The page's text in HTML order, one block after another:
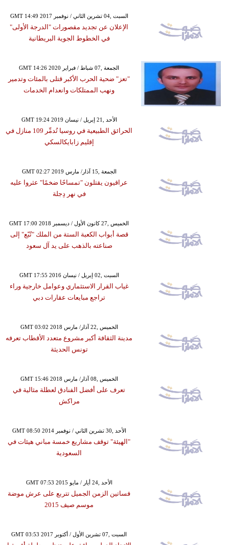
GMT 14:49 2017 السبت ,04 تشرين الثاني / نوفمبر
الإعلان عن تجديد مقصورات "الدرجة الأولى"
في الخطوط الجوية البريطانية
GMT 14:26 2020 الجمعة ,07 شباط / فبراير
"تعز" ضحية الحرب الأكبر قتلى بالمئات وتدمير
ونهب الممتلكات وانعدام الخدمات
GMT 19:24 2019 الأحد ,21 إبريل / نيسان
الحرائق الطبيعية في روسيا تُدمِّر 109 منازل في
إقليم زابايكالسكي
GMT 02:27 2019 الجمعة ,15 آذار/ مارس
عراقيون يقتلون "تمساحًا ضخمًا" عثروا عليه
في نهر دِجلة
GMT 17:00 2018 الخميس ,27 كانون الأول / ديسمبر
قصة أبواب الكعبة الستة من الملك "تُبّع" إلى
صناعته بالذهب على يد آل سعود
GMT 17:55 2016 السبت ,02 إبريل / نيسان
غياب القرار الاستثماري وعوامل خارجية وراء
تراجع مبايعات عقارات دبي
GMT 03:02 2018 الخميس ,22 آذار/ مارس
مدينة الثقافة أكبر مشروع متعدد الأقطاب تعرفه
تونس الحديثة
GMT 15:46 2018 الخميس ,08 آذار/ مارس
تعرف على أفضل الفنادق لعطلة مثالية في
مراكش
GMT 08:50 2014 الأحد ,30 تشرين الثاني / نوفمبر
"الهيئة" توقف مشاريع خمسة مباني هيئات في
السعودية
GMT 07:53 2015 الأحد ,24 أيار / مايو
فساتين الزمن الجميل تتربع على عرش موضة
موسم صيف 2015
GMT 03:53 2017 السبت ,07 تشرين الأول / أكتوبر